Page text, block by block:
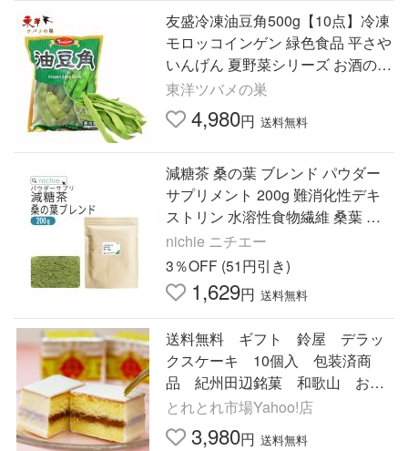
友盛冷凍油豆角500g【10点】冷凍
モロッコインゲン 緑色食品 平さや
いんげん 夏野菜シリーズ お酒のつ
まみ 500gx10点
東洋ツバメの巣
4,980円 送料無料
減糖茶 桑の葉 ブレンド パウダー
サプリメント 200g 難消化性デキ
ストリン 水溶性食物繊維 桑葉 青
汁 白いんげん豆 ブレンド 粉末 サ
プリ
nichie ニチエー
3％OFF (51円引き)
1,629円 送料無料
送料無料 ギフト 鈴屋 デラッ
クスケーキ 10個入 包装済商
品 紀州田辺銘菓 和歌山 お土
産 お菓子 定番 ※北海道・沖縄
県は送料+1200円
とれとれ市場Yahoo!店
3,980円 送料無料